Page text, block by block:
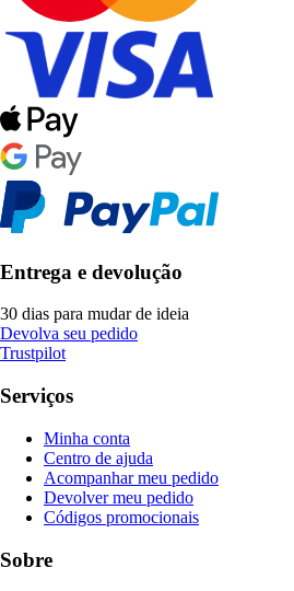
Entrega e devolução
30 dias para mudar de ideia
Devolva seu pedido
Trustpilot
Serviços
Minha conta
Centro de ajuda
Acompanhar meu pedido
Devolver meu pedido
Códigos promocionais
Sobre